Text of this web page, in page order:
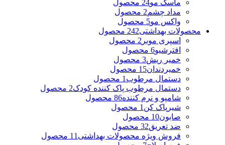
ماسک مو24 محصول
مداد چشم2 محصول
واکس مو5 محصول
محصولات بهداشتی242 محصول
اسپری موبر 2 محصول
افترشیو6 محصول
خمیر ریش3 محصول
خمیردندان15 محصول
دستمال مرطوب 1 محصول
دستمال مرطوب پاک کننده کودک2 محصول
شامپو و نرم کننده86 محصول
شیرپاک کن 1 محصول
صابون10 محصول
ضد تعریق32 محصول
فروش ویژه محصولات بهداشتی 11 محصول